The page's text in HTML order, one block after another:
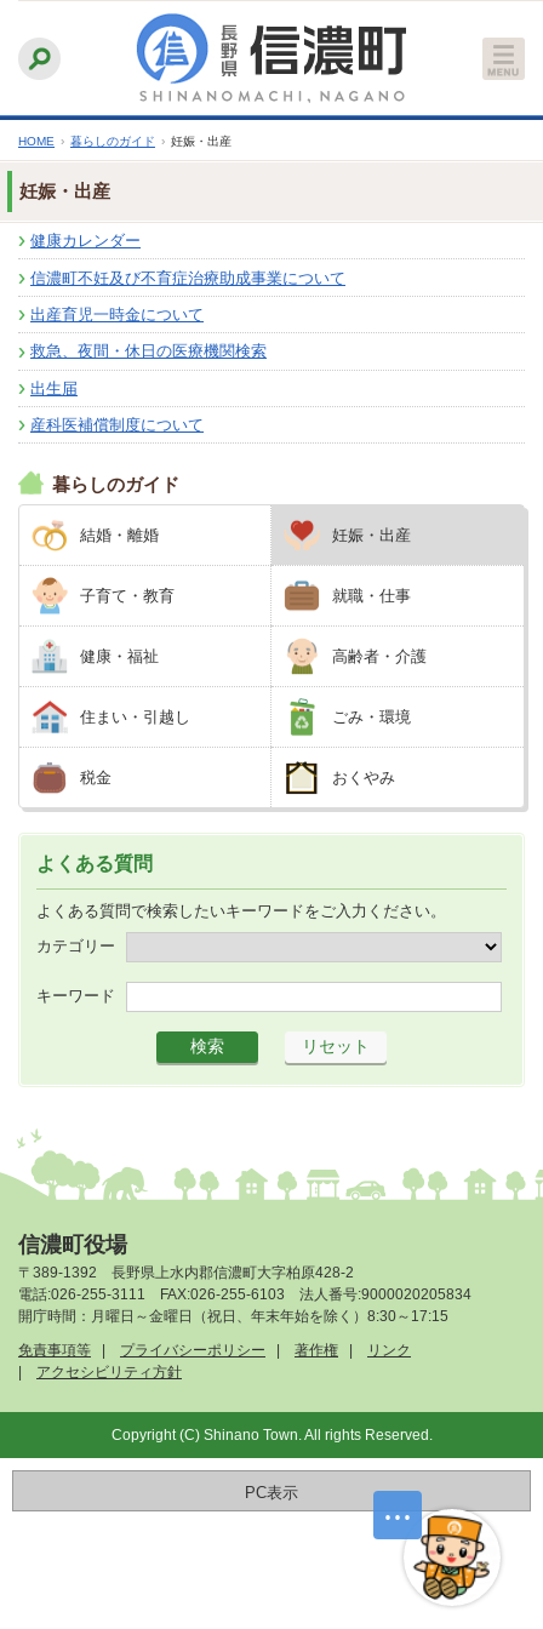
文
へ
ふりがなをつける
文字サイズ
縮小 標準 拡大
HOME › 暮らしのガイド › 妊娠・出産
妊娠・出産
健康カレンダー
信濃町不妊及び不育症治療助成事業について
出産育児一時金について
救急、夜間・休日の医療機関検索
出生届
産科医補償制度について
暮らしのガイド
結婚・離婚 妊娠・出産
子育て・教育 就職・仕事
健康・福祉 高齢者・介護
住まい・引越し ごみ・環境
税金 おくやみ
よくある質問
よくある質問で検索したいキーワードをご入力ください。
カテゴリー
キーワード
信濃町役場
〒389-1392 長野県上水内郡信濃町大字柏原428-2
電話:026-255-3111 FAX:026-255-6103 法人番号:9000020205834
開庁時間：月曜日～金曜日（祝日、年末年始を除く）8:30～17:15
免責事項等
プライバシーポリシー 著作権
リンク
アクセシビリティ方針
Copyright (C) Shinano Town. All rights Reserved.
PC表示